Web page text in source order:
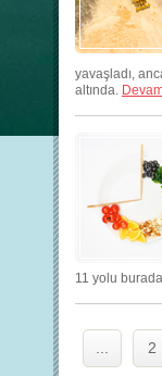
yavaşladı,
altında.
11 yolu
2